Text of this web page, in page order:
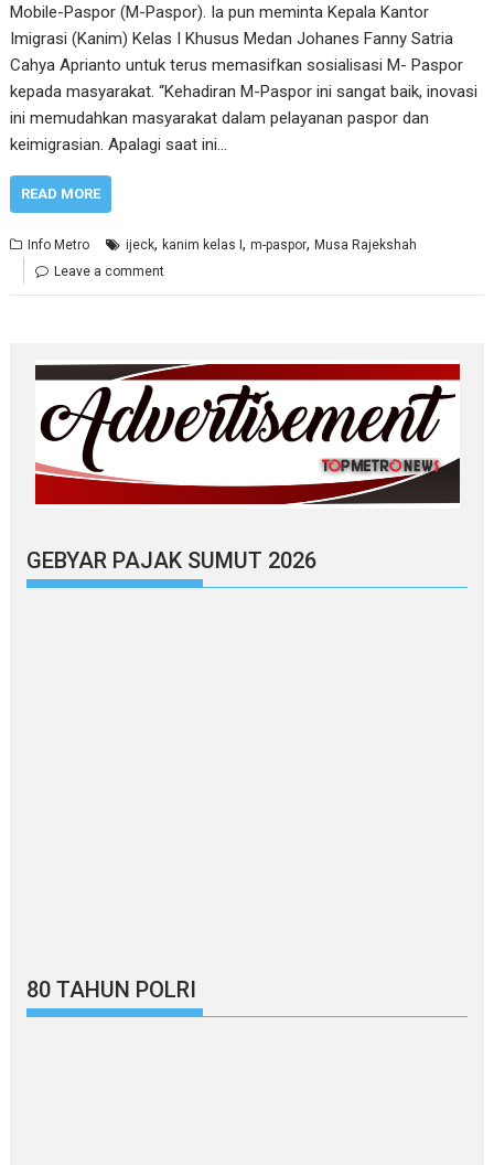
Mobile-Paspor (M-Paspor). Ia pun meminta Kepala Kantor
Imigrasi (Kanim) Kelas I Khusus Medan Johanes Fanny Satria
Cahya Aprianto untuk terus memasifkan sosialisasi M- Paspor
kepada masyarakat. “Kehadiran M-Paspor ini sangat baik, inovasi
ini memudahkan masyarakat dalam pelayanan paspor dan
keimigrasian. Apalagi saat ini…
READ MORE
Info Metro ijeck,kanim kelas I,m-paspor,Musa Rajekshah
Leave a comment
GEBYAR PAJAK SUMUT 2026
80 TAHUN POLRI